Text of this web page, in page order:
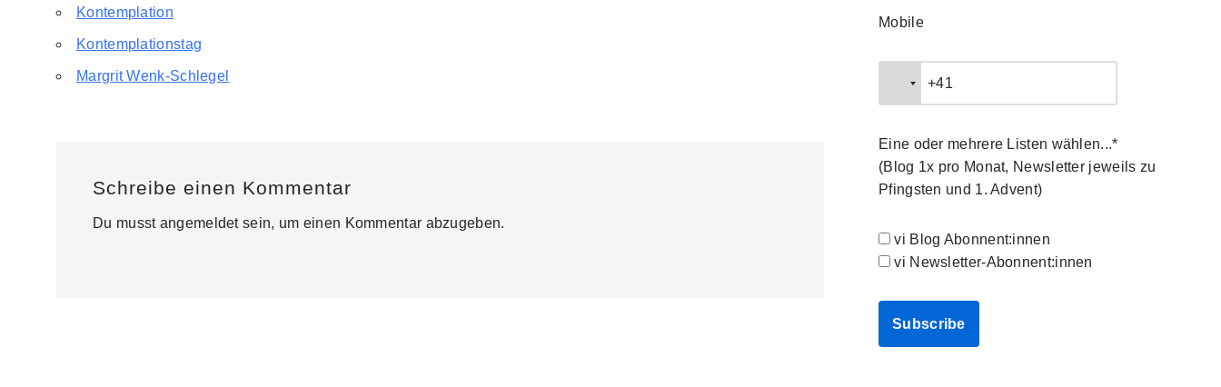
Kontemplation
Kontemplationstag
Margrit Wenk-Schlegel
Schreibe einen Kommentar
Du musst angemeldetsein, um einen Kommentar abzugeben.
Mobile
Eine oder mehrere Listen wählen...*
(Blog 1x pro Monat, Newsletter jeweils zu
Pfingsten und 1. Advent)
vi Blog Abonnent:innen
vi Newsletter-Abonnent:innen